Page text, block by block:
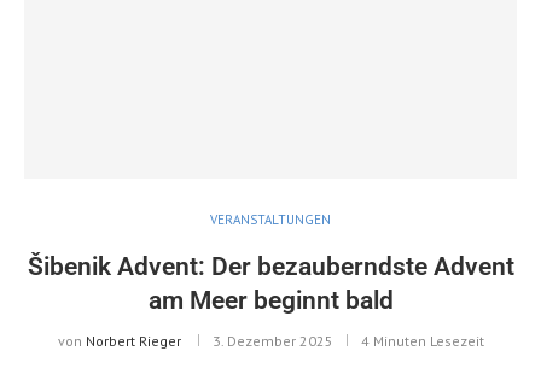
VERANSTALTUNGEN
Šibenik Advent: Der bezauberndste Advent
am Meer beginnt bald
von Norbert Rieger 3. Dezember 2025 4 Minuten Lesezeit